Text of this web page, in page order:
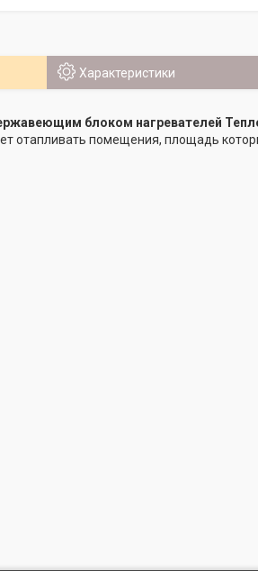
Характеристики
блоком нагревателей
отапливать помещения, площадь